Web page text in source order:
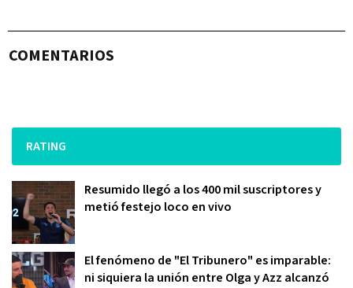
COMENTARIOS
RATING
Resumido llegó a los 400 mil suscriptores y
metió festejo loco en vivo
El fenómeno de "El Tribunero" es imparable:
ni siquiera la unión entre Olga y Azz alcanzó